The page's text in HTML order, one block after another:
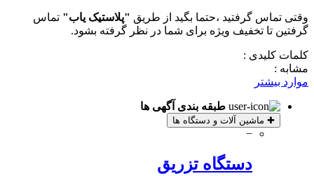
وقتی تماس گرفتید ،حتما بگید از طریق "پلاستیک یاب" تماس
گرفتین تا تخفیف ویژه برای شما در نظر گرفته بشود.
کلمات کلیدی :
مشابه :
موارد بیشتر
طبقه بندی آگهی ها
✚ ماشین آلات و دستگاه ها
−
دستگاه تزریق